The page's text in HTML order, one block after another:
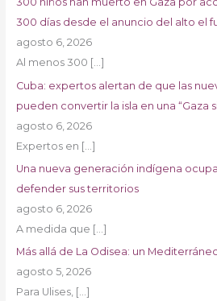
300 días desde el anuncio del alto el
agosto 6, 2026
Al menos 300 […]
Cuba: expertos alertan de que las
pueden convertir la isla en una “Gaza
agosto 6, 2026
Expertos en […]
Una nueva generación indígena
defender sus territorios
agosto 6, 2026
A medida que […]
Más allá de La Odisea: un
agosto 5, 2026
Para Ulises, […]